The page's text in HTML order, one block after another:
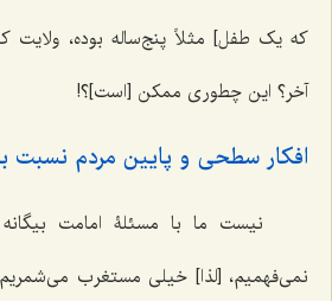
که یک طفل] مثلاً پنج‌ساله بوده،
آخر؟ این چطوری ممکن [است]؟!
افکار سطحی و پایین مردم نسبت
نیست ما با مسئلۀ امامت
نمی‌فهمیم، [لذا] خیلی مستغرب